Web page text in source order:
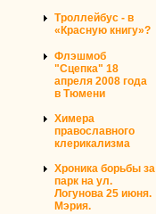
Троллейбус - в
«Красную книгу»?
Флэшмоб
"Сцепка" 18
апреля 2008 года
в Тюмени
Химера
православного
клерикализма
Хроника борьбы за
парк на ул.
Логунова 25 июня.
Мэрия.